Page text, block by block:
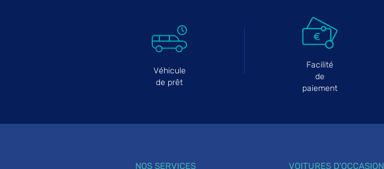
Véhicule
de prêt
Facilité
de
paiement
NOS SERVICES VOITURES D'OCCASION